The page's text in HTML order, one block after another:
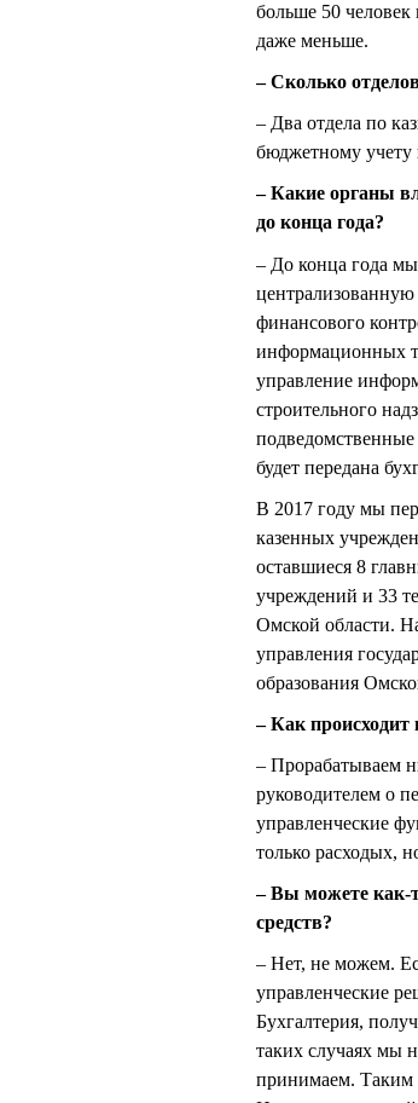
больше 50
даже меньше.
– Сколько
– Два отдела по
бюджетному учету
– Какие органы
до конца года?
– До конца года
финансового
информационных
управление
строительного
будет передана
В 2017 году мы
казенных
оставшиеся 8
учреждений и 33
Омской области.
управления
образования
– Как происходит
– Прорабатываем
руководителем о
управленческие
только расходых,
– Вы можете как-
средств?
– Нет, не можем.
управленческие
Бухгалтерия,
таких случаях мы
принимаем. Таким